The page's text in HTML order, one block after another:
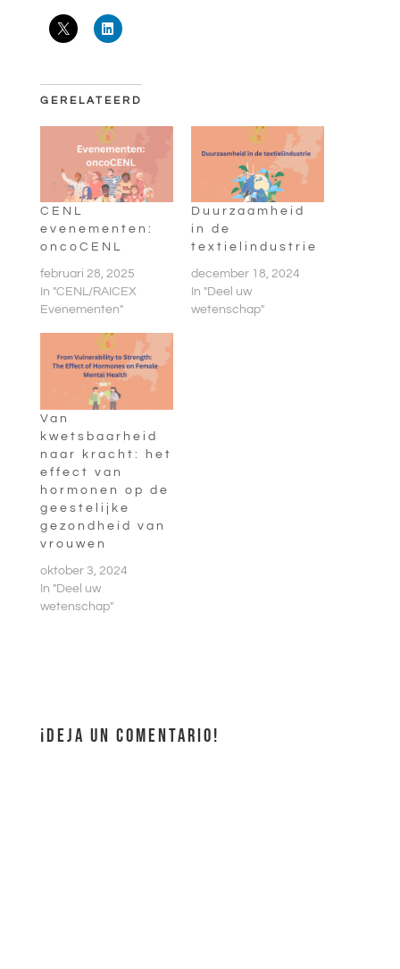
GERELATEERD
CENL
evenementen:
oncoCENL
februari 28, 2025
In "CENL/RAICEX
Evenementen"
Duurzaamheid
in de
textielindustrie
december 18, 2024
In "Deel uw
wetenschap"
Van
kwetsbaarheid
naar kracht: het
effect van
hormonen op de
geestelijke
gezondheid van
vrouwen
oktober 3, 2024
In "Deel uw
wetenschap"
¡DEJA UN COMENTARIO!